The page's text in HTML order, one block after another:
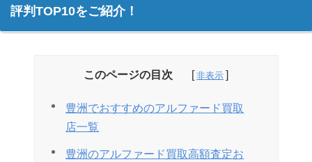
評判TOP10をご紹介！
このページの目次
豊洲でおすすめのアルファード買取
店一覧
豊洲のアルファード買取高額査定お